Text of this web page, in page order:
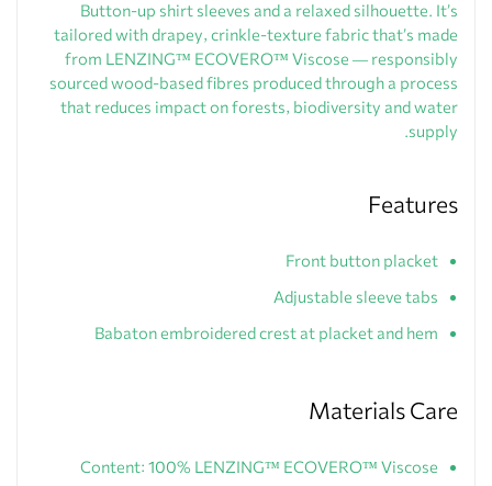
Button-up shirt sleeves and a relaxed silhouette. It’s
tailored with drapey, crinkle-texture fabric that’s made
from LENZING™ ECOVERO™ Viscose — responsibly
sourced wood-based fibres produced through a process
that reduces impact on forests, biodiversity and water
supply.
Features
Front button placket
Adjustable sleeve tabs
Babaton embroidered crest at placket and hem
Materials Care
Content: 100% LENZING™ ECOVERO™ Viscose